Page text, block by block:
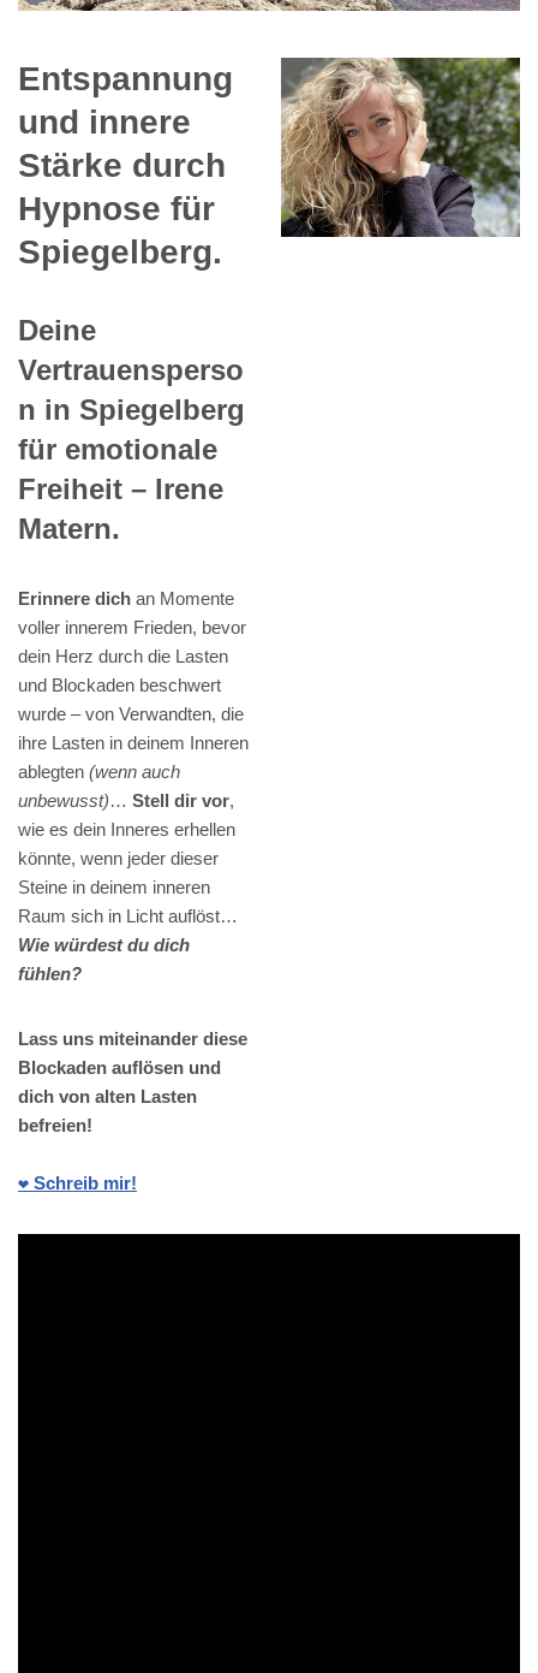
Entspannung
und innere
Stärke durch
Hypnose für
Spiegelberg.
Deine
Vertrauensperso
n in Spiegelberg
für emotionale
Freiheit – Irene
Matern.
Erinnere dich an Momente
voller innerem Frieden, bevor
dein Herz durch die Lasten
und Blockaden beschwert
wurde – von Verwandten, die
ihre Lasten in deinem Inneren
ablegten (wenn auch
unbewusst)… Stell dir vor,
wie es dein Inneres erhellen
könnte, wenn jeder dieser
Steine in deinem inneren
Raum sich in Licht auflöst…
Wie würdest du dich
fühlen?
Lass uns miteinander diese
Blockaden auflösen und
dich von alten Lasten
befreien!
❤️ Schreib mir!